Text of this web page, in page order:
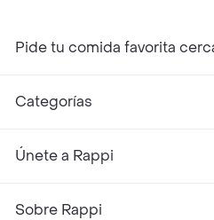
Pide tu comida favorita
Categorías
Únete a Rappi
Sobre Rappi